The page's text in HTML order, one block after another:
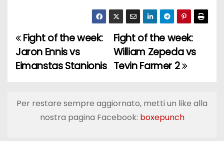
N
a
i
Fight of the week:
William Zepeda vs
Tevin Farmer 2
Fight of the week:
Jaron Ennis vs
Eimanstas Stanionis
Per restare sempre aggiornato, metti un like alla
nostra pagina Facebook: boxepunch